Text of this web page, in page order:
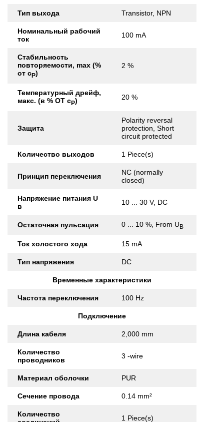
Тип выхода Transistor, NPN
Номинальный рабочий
ток
100 mA
Стабильность
повторяемости, max (%
от сР)
2 %
Температурный дрейф,
макс. (в % ОТ сР) 20 %
Защита
Polarity reversal
protection, Short
circuit protected
Количество выходов 1 Piece(s)
Принцип переключения
NC (normally
closed)
Напряжение питания U
в
10 ... 30 V, DC
Остаточная пульсация 0 ... 10 %, From UB
Ток холостого хода 15 mA
Тип напряжения DC
Временные характеристики
Частота переключения 100 Hz
Подключение
Длина кабеля 2,000 mm
Количество
проводников
3 -wire
Материал оболочки PUR
Сечение провода 0.14 mm²
Количество
1 Piece(s)